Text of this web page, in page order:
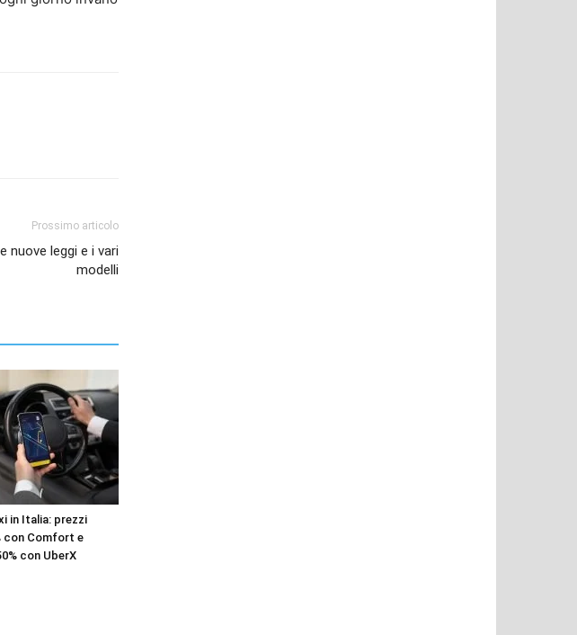
Prossimo articolo
nuove leggi e i vari
modelli
in Italia: prezzi
con Comfort e
con UberX